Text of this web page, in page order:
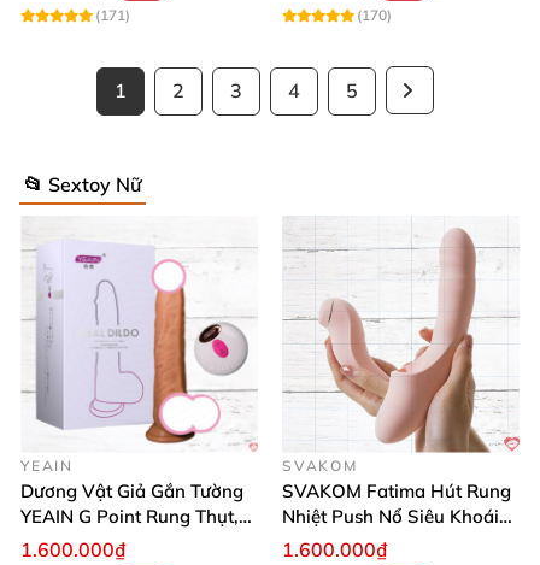
(171)
(170)
1 2 3 4 5
📂 Sextoy Nữ
YEAIN
Dương Vật Giả Gắn Tường
YEAIN G Point Rung Thụt,
Tỏa Nhiệt, Điều Khiển Xa
1.600.000₫
SVAKOM
SVAKOM Fatima Hút Rung
Nhiệt Push Nổ Siêu Khoái
Lạc
1.600.000₫